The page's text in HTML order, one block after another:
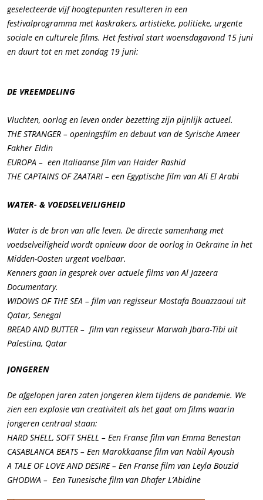
geselecteerde vijf hoogtepunten resulteren in een
festivalprogramma met kaskrakers, artistieke, politieke, urgente
sociale en culturele films. Het festival start woensdagavond 15 juni
en duurt tot en met zondag 19 juni:
DE VREEMDELING
Vluchten, oorlog en leven onder bezetting zijn pijnlijk actueel.
THE STRANGER – openingsfilm en debuut van de Syrische Ameer
Fakher Eldin
EUROPA – een Italiaanse film van Haider Rashid
THE CAPTAINS OF ZAATARI – een Egyptische film van Ali El Arabi
WATER- & VOEDSELVEILIGHEID
Water is de bron van alle leven. De directe samenhang met
voedselveiligheid wordt opnieuw door de oorlog in Oekraïne in het
Midden-Oosten urgent voelbaar.
Kenners gaan in gesprek over actuele films van Al Jazeera
Documentary.
WIDOWS OF THE SEA – film van regisseur Mostafa Bouazzaoui uit
Qatar, Senegal
BREAD AND BUTTER – film van regisseur Marwah Jbara-Tibi uit
Palestina, Qatar
JONGEREN
De afgelopen jaren zaten jongeren klem tijdens de pandemie. We
zien een explosie van creativiteit als het gaat om films waarin
jongeren centraal staan:
HARD SHELL, SOFT SHELL – Een Franse film van Emma Benestan
CASABLANCA BEATS – Een Marokkaanse film van Nabil Ayoush
A TALE OF LOVE AND DESIRE – Een Franse film van Leyla Bouzid
GHODWA – Een Tunesische film van Dhafer L’Abidine